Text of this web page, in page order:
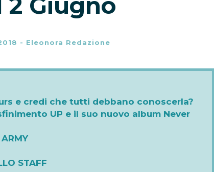
- Eleonora Redazione
e credi che tutti debbano conoscerla?
UP e il suo nuovo album Never
STAFF